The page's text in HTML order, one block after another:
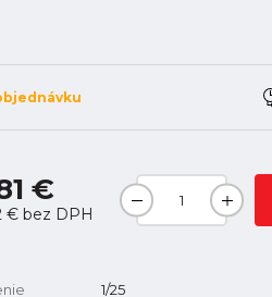
€
€ bez DPH
1/25